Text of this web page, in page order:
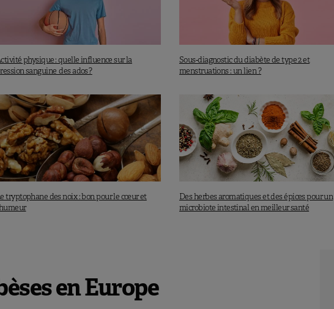
physique : quelle influence sur la
sanguine des ados ?
Sous-diagnostic du diabète de type 2 et
menstruations : un lien ?
tryptophane des noix : bon pour le cœur et
Des herbes aromatiques et des épices pour un
microbiote intestinal en meilleur santé
en Europe